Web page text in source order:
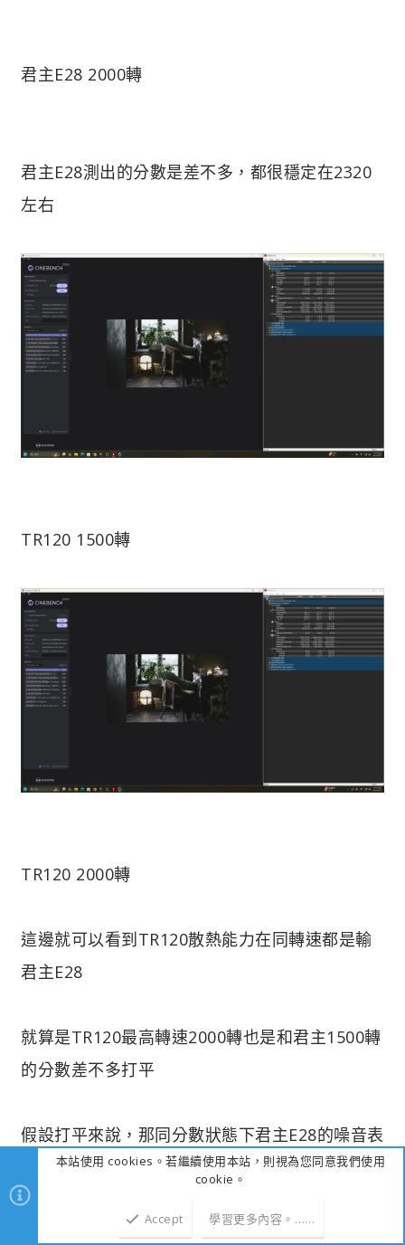
君主E28 2000轉
君主E28測出的分數是差不多，都很穩定在2320
左右
TR120 1500轉
TR120 2000轉
這邊就可以看到TR120散熱能力在同轉速都是輸
君主E28
就算是TR120最高轉速2000轉也是和君主1500轉
的分數差不多打平
假設打平來說，那同分數狀態下君主E28的噪音表
現是比TR120還好的
本站使用 cookies。若繼續使用本站，則視為您同意我們使用
cookie。
Accept 學習更多內容。……